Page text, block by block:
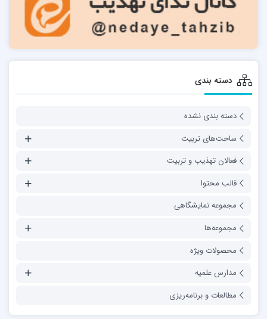
دسته بندی
دسته بندی نشده
ساحت‌های تربیت
فعالان تهذیب و تربیت
قالب محتوا
مجموعه نمایشگاهی
مجموعه‌ها
محصولات ویژه
مدارس علمیه
مطالعات و برنامه‌ریزی